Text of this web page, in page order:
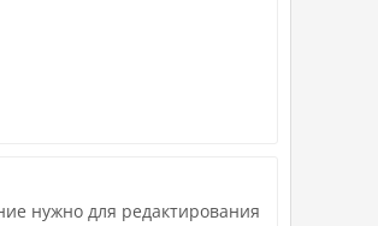
нужно для редактирования